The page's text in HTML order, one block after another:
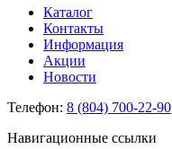
Каталог
Контакты
Информация
Акции
Новости
Телефон: 8 (804) 700-22-90
Навигационные ссылки